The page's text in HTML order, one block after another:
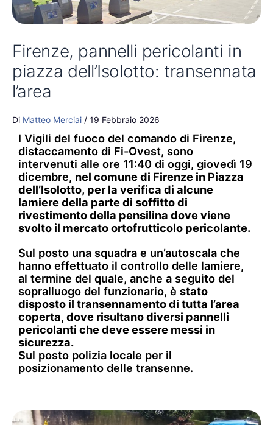
Firenze, pannelli pericolanti in
piazza dell’Isolotto: transennata
l’area
Di Matteo Merciai / 19 Febbraio 2026
I Vigili del fuoco del comando di Firenze,
distaccamento di Fi-Ovest, sono
intervenuti alle ore 11:40 di oggi, giovedì 19
dicembre, nel comune di Firenze in Piazza
dell’Isolotto, per la verifica di alcune
lamiere della parte di soffitto di
rivestimento della pensilina dove viene
svolto il mercato ortofrutticolo pericolante.
Sul posto una squadra e un’autoscala che
hanno effettuato il controllo delle lamiere,
al termine del quale, anche a seguito del
sopralluogo del funzionario, è stato
disposto il transennamento di tutta l’area
coperta, dove risultano diversi pannelli
pericolanti che deve essere messi in
sicurezza.
Sul posto polizia locale per il
posizionamento delle transenne.